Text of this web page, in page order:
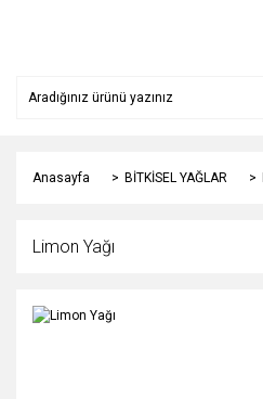
Anasayfa BİTKİSEL YAĞLAR
Limon Yağı